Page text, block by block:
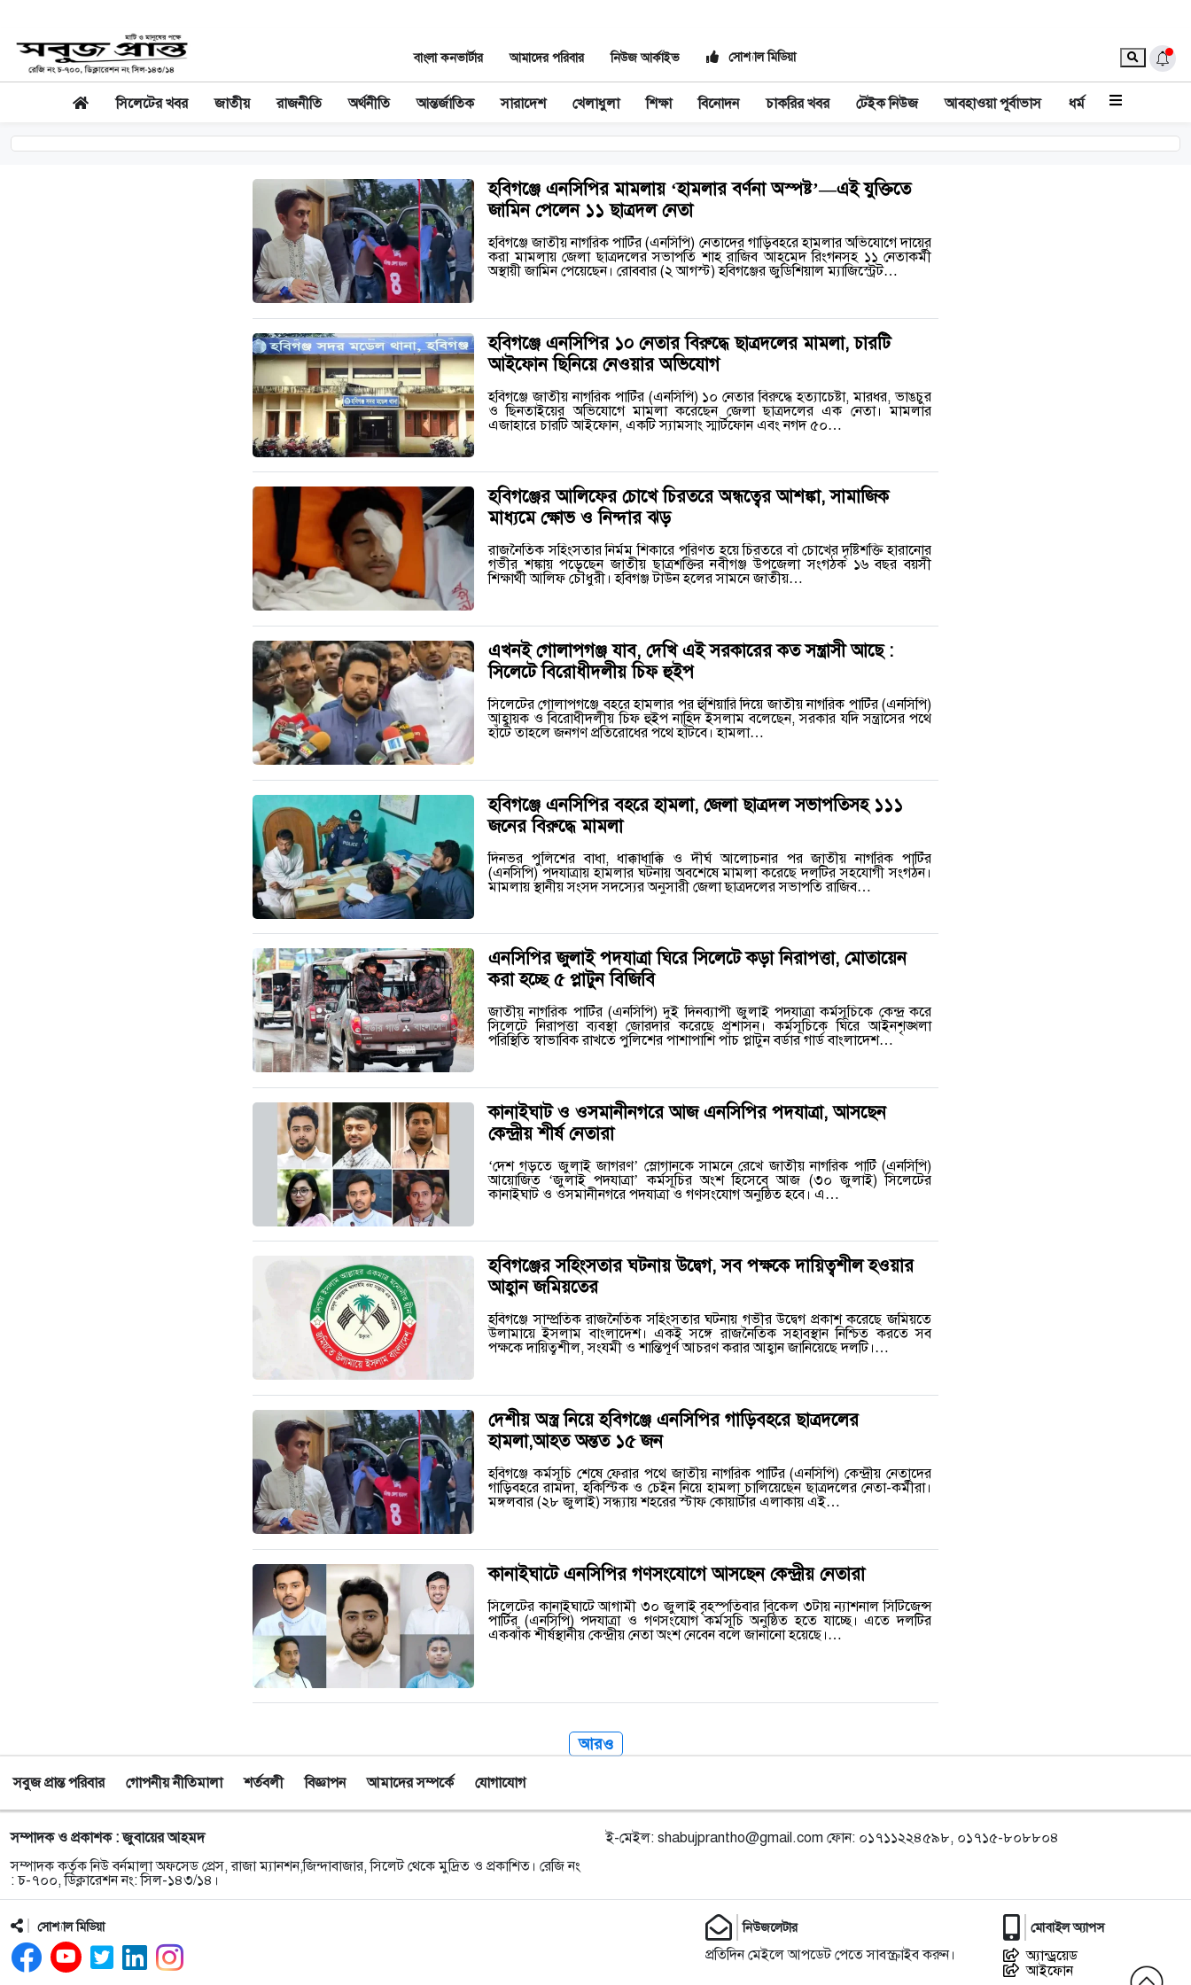
বাংলা কনভার্টার আমাদের পরিবার নিউজ আর্কাইভ সোশ্যাল মিডিয়া
সিলেটের খবর জাতীয় রাজনীতি অর্থনীতি আন্তর্জাতিক সারাদেশ খেলাধুলা শিক্ষা বিনোদন চাকরির খবর টেইক নিউজ আবহাওয়া পূর্বাভাস ধর্ম
হবিগঞ্জে এনসিপির মামলায় ‘হামলার বর্ণনা অস্পষ্ট’—এই যুক্তিতে
জামিন পেলেন ১১ ছাত্রদল নেতা
হবিগঞ্জে জাতীয় নাগরিক পার্টির (এনসিপি) নেতাদের গাড়িবহরে হামলার অভিযোগে দায়ের
করা মামলায় জেলা ছাত্রদলের সভাপতি শাহ রাজিব আহমেদ রিংগনসহ ১১ নেতাকর্মী
অস্থায়ী জামিন পেয়েছেন। রোববার (২ আগস্ট) হবিগঞ্জের জুডিশিয়াল ম্যাজিস্ট্রেট…
হবিগঞ্জে এনসিপির ১০ নেতার বিরুদ্ধে ছাত্রদলের মামলা, চারটি
আইফোন ছিনিয়ে নেওয়ার অভিযোগ
হবিগঞ্জে জাতীয় নাগরিক পার্টির (এনসিপি) ১০ নেতার বিরুদ্ধে হত্যাচেষ্টা, মারধর, ভাঙচুর
ও ছিনতাইয়ের অভিযোগে মামলা করেছেন জেলা ছাত্রদলের এক নেতা। মামলার
এজাহারে চারটি আইফোন, একটি স্যামসাং স্মার্টফোন এবং নগদ ৫০…
হবিগঞ্জের আলিফের চোখে চিরতরে অন্ধত্বের আশঙ্কা, সামাজিক
মাধ্যমে ক্ষোভ ও নিন্দার ঝড়
রাজনৈতিক সহিংসতার নির্মম শিকারে পরিণত হয়ে চিরতরে বাঁ চোখের দৃষ্টিশক্তি হারানোর
গভীর শঙ্কায় পড়েছেন জাতীয় ছাত্রশক্তির নবীগঞ্জ উপজেলা সংগঠক ১৬ বছর বয়সী
শিক্ষার্থী আলিফ চৌধুরী। হবিগঞ্জ টাউন হলের সামনে জাতীয়…
এখনই গোলাপগঞ্জ যাব, দেখি এই সরকারের কত সন্ত্রাসী আছে :
সিলেটে বিরোধীদলীয় চিফ হুইপ
সিলেটের গোলাপগঞ্জে বহরে হামলার পর হুঁশিয়ারি দিয়ে জাতীয় নাগরিক পার্টির (এনসিপি)
আহ্বায়ক ও বিরোধীদলীয় চিফ হুইপ নাহিদ ইসলাম বলেছেন, সরকার যদি সন্ত্রাসের পথে
হাঁটে তাহলে জনগণ প্রতিরোধের পথে হাঁটবে। হামলা…
হবিগঞ্জে এনসিপির বহরে হামলা, জেলা ছাত্রদল সভাপতিসহ ১১১
জনের বিরুদ্ধে মামলা
দিনভর পুলিশের বাধা, ধাক্কাধাক্কি ও দীর্ঘ আলোচনার পর জাতীয় নাগরিক পার্টির
(এনসিপি) পদযাত্রায় হামলার ঘটনায় অবশেষে মামলা করেছে দলটির সহযোগী সংগঠন।
মামলায় স্থানীয় সংসদ সদস্যের অনুসারী জেলা ছাত্রদলের সভাপতি রাজিব…
এনসিপির জুলাই পদযাত্রা ঘিরে সিলেটে কড়া নিরাপত্তা, মোতায়েন
করা হচ্ছে ৫ প্লাটুন বিজিবি
জাতীয় নাগরিক পার্টির (এনসিপি) দুই দিনব্যাপী জুলাই পদযাত্রা কর্মসূচিকে কেন্দ্র করে
সিলেটে নিরাপত্তা ব্যবস্থা জোরদার করেছে প্রশাসন। কর্মসূচিকে ঘিরে আইনশৃঙ্খলা
পরিস্থিতি স্বাভাবিক রাখতে পুলিশের পাশাপাশি পাঁচ প্লাটুন বর্ডার গার্ড বাংলাদেশ…
কানাইঘাট ও ওসমানীনগরে আজ এনসিপির পদযাত্রা, আসছেন
কেন্দ্রীয় শীর্ষ নেতারা
‘দেশ গড়তে জুলাই জাগরণ’ স্লোগানকে সামনে রেখে জাতীয় নাগরিক পার্টি (এনসিপি)
আয়োজিত ‘জুলাই পদযাত্রা’ কর্মসূচির অংশ হিসেবে আজ (৩০ জুলাই) সিলেটের
কানাইঘাট ও ওসমানীনগরে পদযাত্রা ও গণসংযোগ অনুষ্ঠিত হবে। এ…
হবিগঞ্জের সহিংসতার ঘটনায় উদ্বেগ, সব পক্ষকে দায়িত্বশীল হওয়ার
আহ্বান জমিয়তের
হবিগঞ্জে সাম্প্রতিক রাজনৈতিক সহিংসতার ঘটনায় গভীর উদ্বেগ প্রকাশ করেছে জমিয়তে
উলামায়ে ইসলাম বাংলাদেশ। একই সঙ্গে রাজনৈতিক সহাবস্থান নিশ্চিত করতে সব
পক্ষকে দায়িত্বশীল, সংযমী ও শান্তিপূর্ণ আচরণ করার আহ্বান জানিয়েছে দলটি।…
দেশীয় অস্ত্র নিয়ে হবিগঞ্জে এনসিপির গাড়িবহরে ছাত্রদলের
হামলা,আহত অন্তত ১৫ জন
হবিগঞ্জে কর্মসূচি শেষে ফেরার পথে জাতীয় নাগরিক পার্টির (এনসিপি) কেন্দ্রীয় নেতাদের
গাড়িবহরে রামদা, হকিস্টিক ও চেইন নিয়ে হামলা চালিয়েছেন ছাত্রদলের নেতা-কর্মীরা।
মঙ্গলবার (২৮ জুলাই) সন্ধ্যায় শহরের স্টাফ কোয়ার্টার এলাকায় এই…
কানাইঘাটে এনসিপির গণসংযোগে আসছেন কেন্দ্রীয় নেতারা
সিলেটের কানাইঘাটে আগামী ৩০ জুলাই বৃহস্পতিবার বিকেল ৩টায় ন্যাশনাল সিটিজেন্স
পার্টির (এনসিপি) পদযাত্রা ও গণসংযোগ কর্মসূচি অনুষ্ঠিত হতে যাচ্ছে। এতে দলটির
একঝাঁক শীর্ষস্থানীয় কেন্দ্রীয় নেতা অংশ নেবেন বলে জানানো হয়েছে।…
আরও
সবুজ প্রান্ত পরিবার গোপনীয় নীতিমালা শর্তবলী বিজ্ঞাপন আমাদের সম্পর্কে যোগাযোগ
সম্পাদক ও প্রকাশক : জুবায়ের আহমদ
সম্পাদক কর্তৃক নিউ বর্নমালা অফসেড প্রেস, রাজা ম্যানশন,জিন্দাবাজার, সিলেট থেকে মুদ্রিত ও প্রকাশিত। রেজি নং
: চ-৭০০, ডিক্লারেশন নং: সিল-১৪৩/১৪।
ই-মেইল: shabujprantho@gmail.com ফোন: ০১৭১১২২৪৫৯৮, ০১৭১৫-৮০৮৮০৪
সোশ্যাল মিডিয়া নিউজলেটার
প্রতিদিন মেইলে আপডেট পেতে সাবস্ক্রাইব করুন।
মোবাইল অ্যাপস
অ্যান্ড্রয়েড
আইফোন